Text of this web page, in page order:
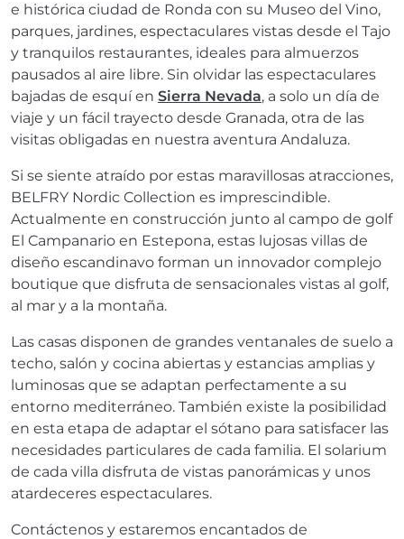
e histórica ciudad de Ronda con su Museo del Vino,
parques, jardines, espectaculares vistas desde el Tajo
y tranquilos restaurantes, ideales para almuerzos
pausados ​​al aire libre. Sin olvidar las espectaculares
bajadas de esquí en Sierra Nevada, a solo un día de
viaje y un fácil trayecto desde Granada, otra de las
visitas obligadas en nuestra aventura Andaluza.
Si se siente atraído por estas maravillosas atracciones,
BELFRY Nordic Collection es imprescindible.
Actualmente en construcción junto al campo de golf
El Campanario en Estepona, estas lujosas villas de
diseño escandinavo forman un innovador complejo
boutique que disfruta de sensacionales vistas al golf,
al mar y a la montaña.
Las casas disponen de grandes ventanales de suelo a
techo, salón y cocina abiertas y estancias amplias y
luminosas que se adaptan perfectamente a su
entorno mediterráneo. También existe la posibilidad
en esta etapa de adaptar el sótano para satisfacer las
necesidades particulares de cada familia. El solarium
de cada villa disfruta de vistas panorámicas y unos
atardeceres espectaculares.
Contáctenos y estaremos encantados de